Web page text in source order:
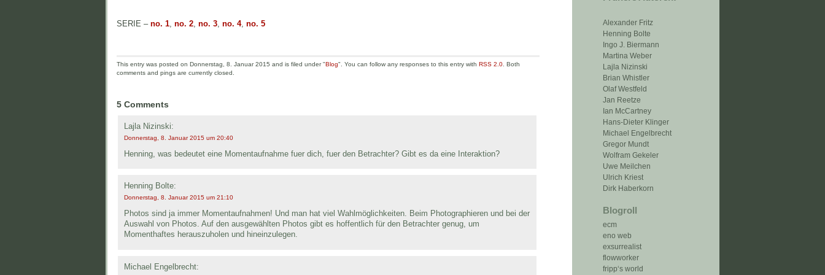
Alexander Fritz
Henning Bolte
Ingo J. Biermann
Martina Weber
Lajla Nizinski
Brian Whistler
Olaf Westfeld
Jan Reetze
Ian McCartney
Hans-Dieter Klinger
Michael Engelbrecht
Gregor Mundt
Wolfram Gekeler
Uwe Meilchen
Ulrich Kriest
Dirk Haberkorn
Blogroll
ecm
eno web
exsurrealist
flowworker
fripp‘s world
SERIE – no. 1, no. 2, no. 3, no. 4, no. 5
This entry was posted on Donnerstag, 8. Januar 2015 and is filed under "Blog". You can follow any responses to this entry with RSS 2.0. Both
comments and pings are currently closed.
5 Comments
Lajla Nizinski:
Donnerstag, 8. Januar 2015 um 20:40
Henning, was bedeutet eine Momentaufnahme fuer dich, fuer den Betrachter? Gibt es da eine Interaktion?
Henning Bolte:
Donnerstag, 8. Januar 2015 um 21:10
Photos sind ja immer Momentaufnahmen! Und man hat viel Wahlmöglichkeiten. Beim Photographieren und bei der
Auswahl von Photos. Auf den ausgewählten Photos gibt es hoffentlich für den Betrachter genug, um
Momenthaftes herauszuholen und hineinzulegen.
Michael Engelbrecht: